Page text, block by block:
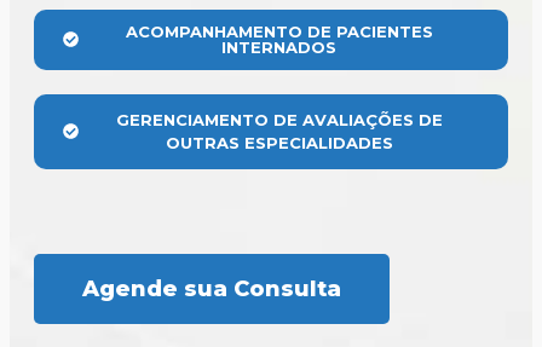
ACOMPANHAMENTO DE PACIENTES
INTERNADOS
GERENCIAMENTO DE AVALIAÇÕES DE
OUTRAS ESPECIALIDADES
Agende sua Consulta